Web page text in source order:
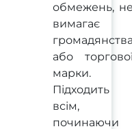
обмежень,
вимагає
або
марки.
Підходить
всім,
починаючи